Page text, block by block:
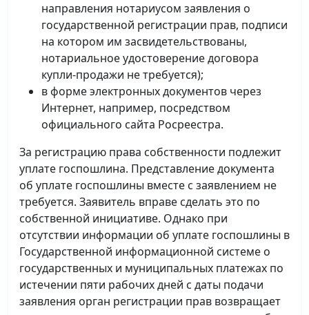
направления нотариусом заявления о
государственной регистрации прав, подписи
на котором им засвидетельствованы,
нотариальное удостоверение договора
купли-продажи не требуется);
в форме электронных документов через
Интернет, например, посредством
официального сайта Росреестра.
За регистрацию права собственности подлежит
уплате госпошлина. Представление документа
об уплате госпошлины вместе с заявлением не
требуется. Заявитель вправе сделать это по
собственной инициативе. Однако при
отсутствии информации об уплате госпошлины в
Государственной информационной системе о
государственных и муниципальных платежах по
истечении пяти рабочих дней с даты подачи
заявления орган регистрации прав возвращает